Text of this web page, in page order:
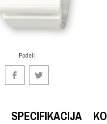
Podeli
SPECIFIKACIJA